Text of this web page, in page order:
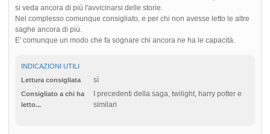
si veda ancora di più l'avvicinarsi delle storie.
Nel complesso comunque consigliato, e per chi non avesse letto le altre
saghe ancora di più.
E' comunque un modo che fa sognare chi ancora ne ha le capacità.
INDICAZIONI UTILI
Lettura consigliata
sì
Consigliato a chi ha
letto...
I precedenti della saga, twilight, harry potter e
similari